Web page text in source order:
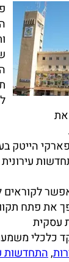
את
הייטק
לקוראים
את פתח
עסקית
כלכלי
,התחדשות